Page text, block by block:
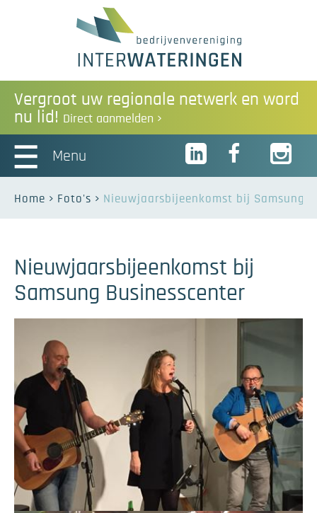
Vergroot uw regionale netwerk en word
nu lid! Direct aanmelden
Menu
Home Foto's Nieuwjaarsbijeenkomst bij Samsung
Nieuwjaarsbijeenkomst bij
Samsung Businesscenter